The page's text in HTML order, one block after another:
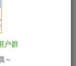
户群
～